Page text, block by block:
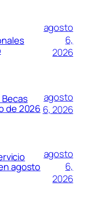
agosto
6,
2026
de 2026
agosto
6, 2026
agosto
agosto
6,
2026